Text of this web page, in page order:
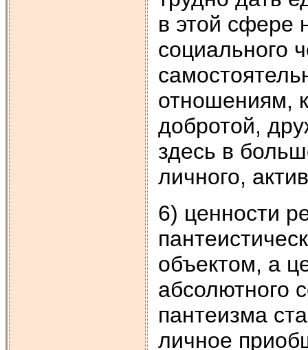
в этой сфере
социального
отношениям,
добротой,
здесь в
личного,
6) ценности
объектом, а
абсолютного
пантеизма
личное